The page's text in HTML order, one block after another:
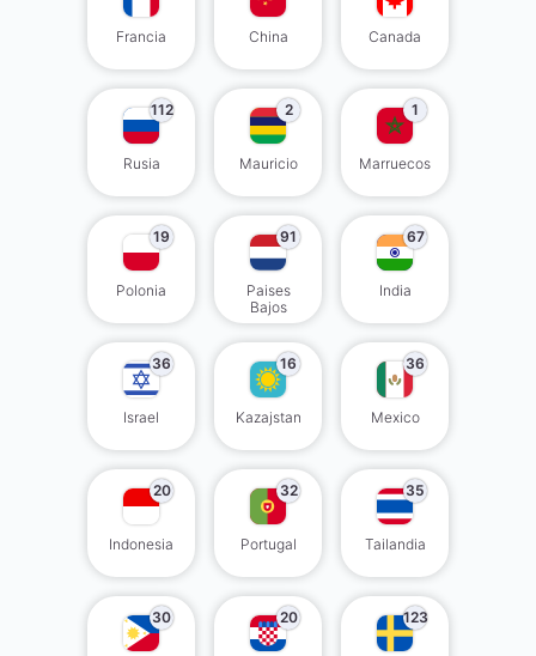
Francia China Canada
112
Rusia
2
Mauricio
1
Marruecos
19
Polonia
91
Paises
Bajos
67
India
36
Israel
16
Kazajstan
36
Mexico
20
Indonesia
32
Portugal
35
Tailandia
30 20 123